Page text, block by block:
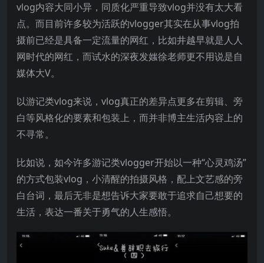
vlog内容大同小异，同质化严重导致vlog并没有太大看
点。而目前许多较为活跃的vlogger其实在从事vlog拍
摄前已经是具备一定流量的网红，比如井越早就是人人
网时代的网红，而试水的深夜发媸徐老师更不用说是自
媒体大V。
以游记类vlog来说，vlog真正的差异点更多在剪辑、旁
白等风格化的要素和包装上，而并非博主生活内容上的
不寻常。
比如说，如今许多游记类vlogger开始以一种“心灵鸡汤”
的方式包装vlog，小清醒的拍摄风格，配上文艺感的旁
白台词，最后无非是想告诉大家要敢于追求自己想要的
生活，表达一番关于勇气的人生感悟。